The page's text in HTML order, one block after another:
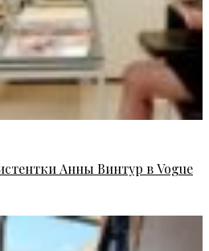
Анны Винтур в Vogue